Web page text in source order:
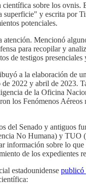
sobre los
superficie" y escrita por
potenciales.
Mencionó
para recopilar y
de testigos
a la elaboración
2022 y abril de 2023.
de la Oficina
los Fenómenos
del Senado y antiguos
No Humana) y TUO
sobre lo
de los expedientes
estadounidense publicó